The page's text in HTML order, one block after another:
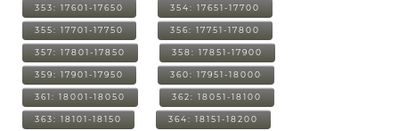
353: 17601-17650 354: 17651-17700
355: 17701-17750 356: 17751-17800
357: 17801-17850 358: 17851-17900
359: 17901-17950 360: 17951-18000
361: 18001-18050 362: 18051-18100
363: 18101-18150 364: 18151-18200